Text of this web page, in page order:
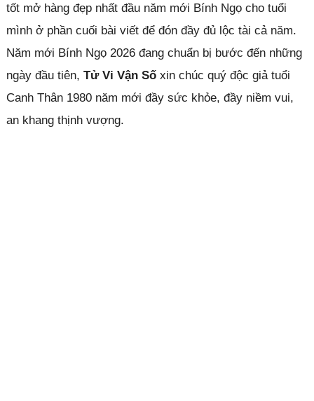
tốt mở hàng đẹp nhất đầu năm mới Bính Ngọ cho tuổi
mình ở phần cuối bài viết để đón đầy đủ lộc tài cả năm.
Năm mới Bính Ngọ 2026 đang chuẩn bị bước đến những
ngày đầu tiên, Tử Vi Vận Sốxin chúc quý độc giả tuổi
Canh Thân 1980 năm mới đầy sức khỏe, đầy niềm vui,
an khang thịnh vượng.